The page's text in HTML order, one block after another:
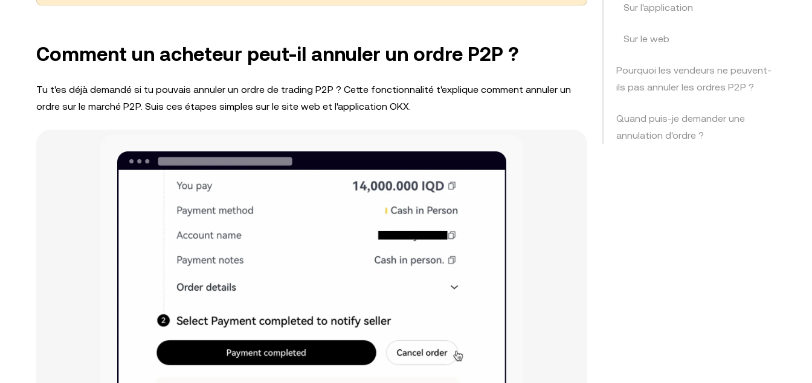
Comment un acheteur peut-il annuler un ordre P2P ?
Tu t'es déjà demandé si tu pouvais annuler un ordre de trading P2P ? Cette fonctionnalité t'explique comment annuler un
ordre sur le marché P2P. Suis ces étapes simples sur le site web et l'application OKX.
Sur l'application
Sur le web
Pourquoi les vendeurs ne peuvent-
ils pas annuler les ordres P2P ?
Quand puis-je demander une
annulation d'ordre ?